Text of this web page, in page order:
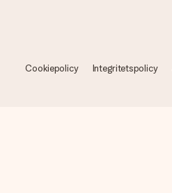
Cookiepolicy Integritetspolicy